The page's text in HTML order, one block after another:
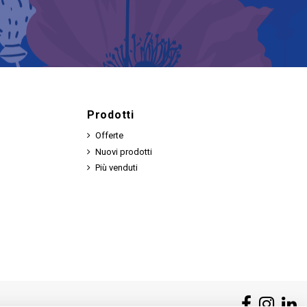
Prodotti
Offerte
Nuovi prodotti
Più venduti